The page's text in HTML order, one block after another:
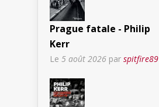
Prague fatale - Philip
Kerr
Le 5 août 2026 par spitfire89